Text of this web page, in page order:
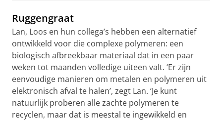
Ruggengraat
Lan, Loos en hun collega’s hebben een alternatief
ontwikkeld voor die complexe polymeren: een
biologisch afbreekbaar materiaal dat in een paar
weken tot maanden volledige uiteen valt. ‘Er zijn
eenvoudige manieren om metalen en polymeren uit
elektronisch afval te halen’, zegt Lan. ‘Je kunt
natuurlijk proberen alle zachte polymeren te
recyclen, maar dat is meestal te ingewikkeld en